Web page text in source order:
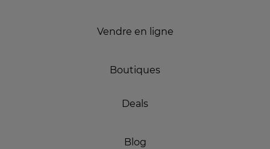
Vendre en ligne
Boutiques
Deals
Blog